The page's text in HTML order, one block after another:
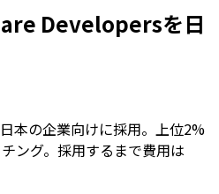
Developersを日
本の企業向けに採用。上位2%
ング。採用するまで費用は